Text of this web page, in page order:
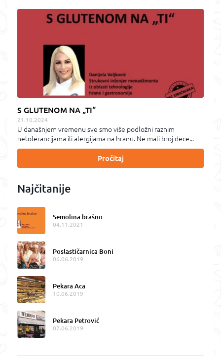
S GLUTENOM NA „TI“
21.10.2024
U današnjem vremenu sve smo više podložni raznim
netolerancijama ili alergijama na hranu. Ne mali broj dece...
Pročitaj
Najčitanije
Semolina brašno
04.11.2021
Poslastičarnica Boni
06.06.2019
Pekara Aca
10.06.2019
Pekara Petrović
07.06.2019